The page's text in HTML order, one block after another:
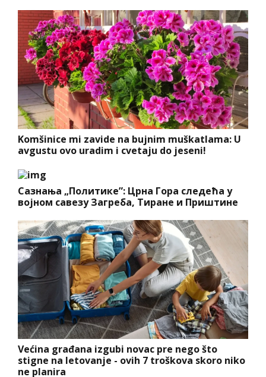
Komšinice mi zavide na bujnim muškatlama: U
avgustu ovo uradim i cvetaju do jeseni!
Сазнања „Политике”: Црна Гора следећа у
војном савезу Загреба, Тиране и Приштине
Većina građana izgubi novac pre nego što
stigne na letovanje - ovih 7 troškova skoro niko
ne planira